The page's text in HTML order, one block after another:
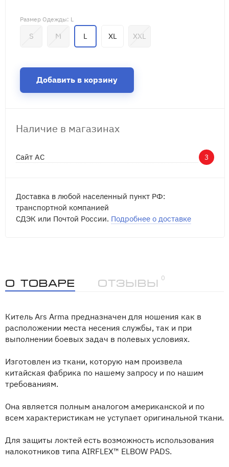
Размер Одежды: L
S M L XL XXL
Добавить в корзину
Наличие в магазинах
Сайт АС 3
Доставка в любой населенный пункт РФ:
транспортной компанией
СДЭК или Почтой России. Подробнее о доставке
О товаре Отзывы
0
Китель Ars Arma предназначен для ношения как в
расположении места несения службы, так и при
выполнении боевых задач в полевых условиях.
Изготовлен из ткани, которую нам произвела
китайская фабрика по нашему запросу и по нашим
требованиям.
Она является полным аналогом американской и по
всем характеристикам не уступает оригинальной ткани.
Для защиты локтей есть возможность использования
налокотников типа AIRFLEX™ ELBOW PADS.